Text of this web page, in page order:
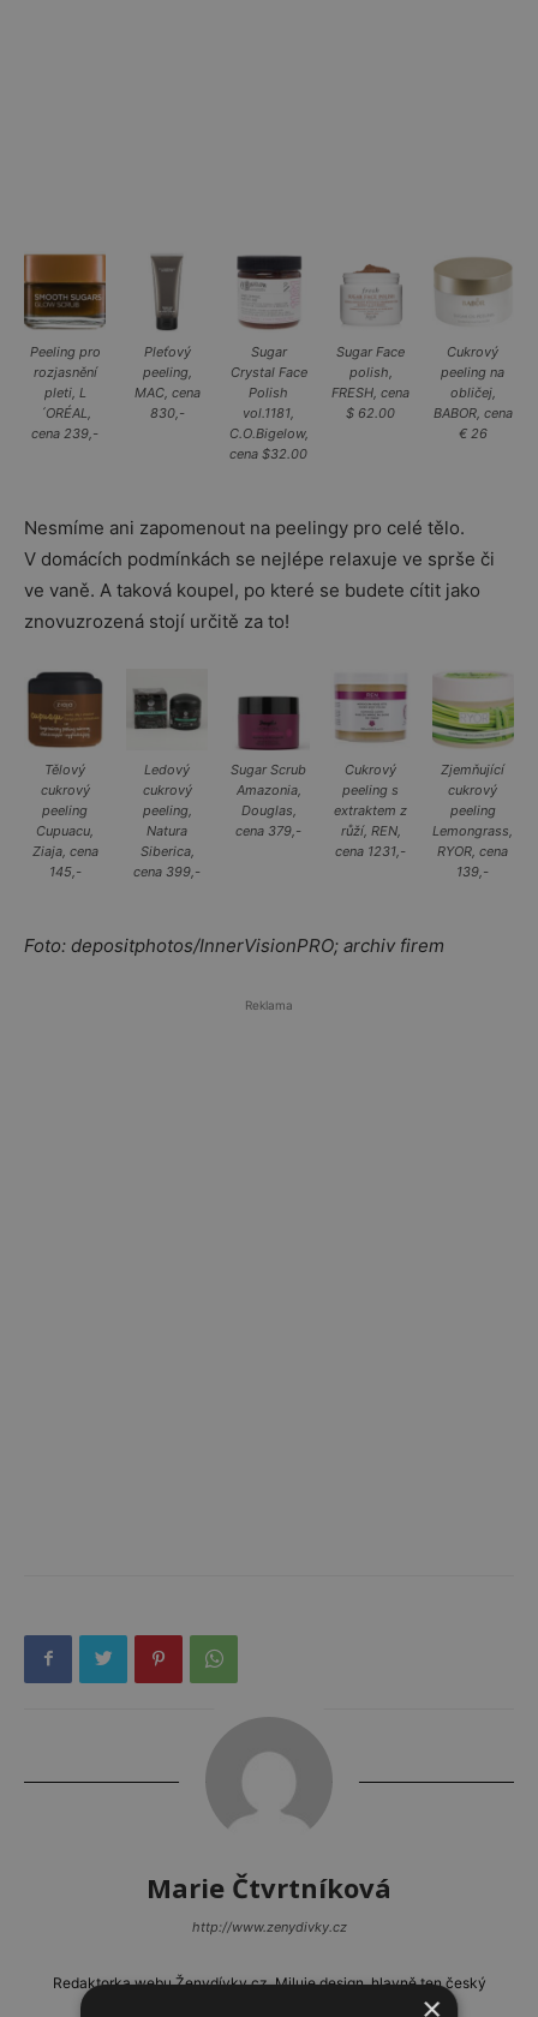
Peeling pro
rozjasnění
pleti, L
´ORÉAL,
cena 239,-
Pleťový
peeling,
MAC, cena
830,-
Sugar
Crystal Face
Polish
vol.1181,
C.O.Bigelow,
cena $32.00
Sugar Face
polish,
FRESH, cena
$ 62.00
Cukrový
peeling na
obličej,
BABOR, cena
€ 26
Nesmíme ani zapomenout na peelingy pro celé tělo.
V domácích podmínkách se nejlépe relaxuje ve sprše či
ve vaně. A taková koupel, po které se budete cítit jako
znovuzrozená stojí určitě za to!
Tělový
cukrový
peeling
Cupuacu,
Ziaja, cena
145,-
Ledový
cukrový
peeling,
Natura
Siberica,
cena 399,-
Sugar Scrub
Amazonia,
Douglas,
cena 379,-
Cukrový
peeling s
extraktem z
růží, REN,
cena 1231,-
Zjemňující
cukrový
peeling
Lemongrass,
RYOR, cena
139,-
Foto: depositphotos/InnerVisionPRO; archiv firem
Reklama
Marie Čtvrtníková
http://www.zenydivky.cz
Redaktorka webu Ženydívky.cz. Miluje design, hlavně ten český
×